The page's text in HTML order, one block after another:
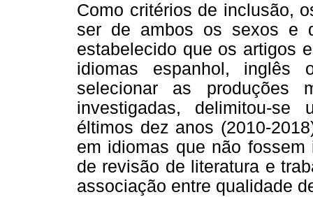
Como critérios de inclusão,
ser de ambos os sexos e
estabelecido que os artigos
idiomas espanhol, inglês
selecionar as produções
investigadas, delimitou-
éltimos dez anos (2010-
em idiomas que não
de revisão de literatura e
associação entre qualidade